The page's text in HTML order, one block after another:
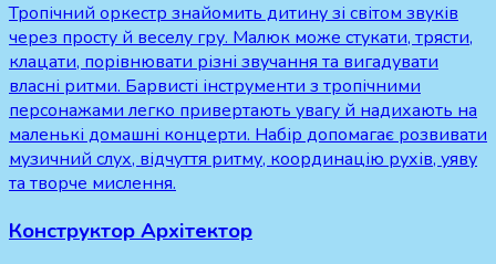
Тропічний оркестр знайомить дитину зі світом звуків
через просту й веселу гру. Малюк може стукати, трясти,
клацати, порівнювати різні звучання та вигадувати
власні ритми. Барвисті інструменти з тропічними
персонажами легко привертають увагу й надихають на
маленькі домашні концерти. Набір допомагає розвивати
музичний слух, відчуття ритму, координацію рухів, уяву
та творче мислення.
Конструктор Архітектор